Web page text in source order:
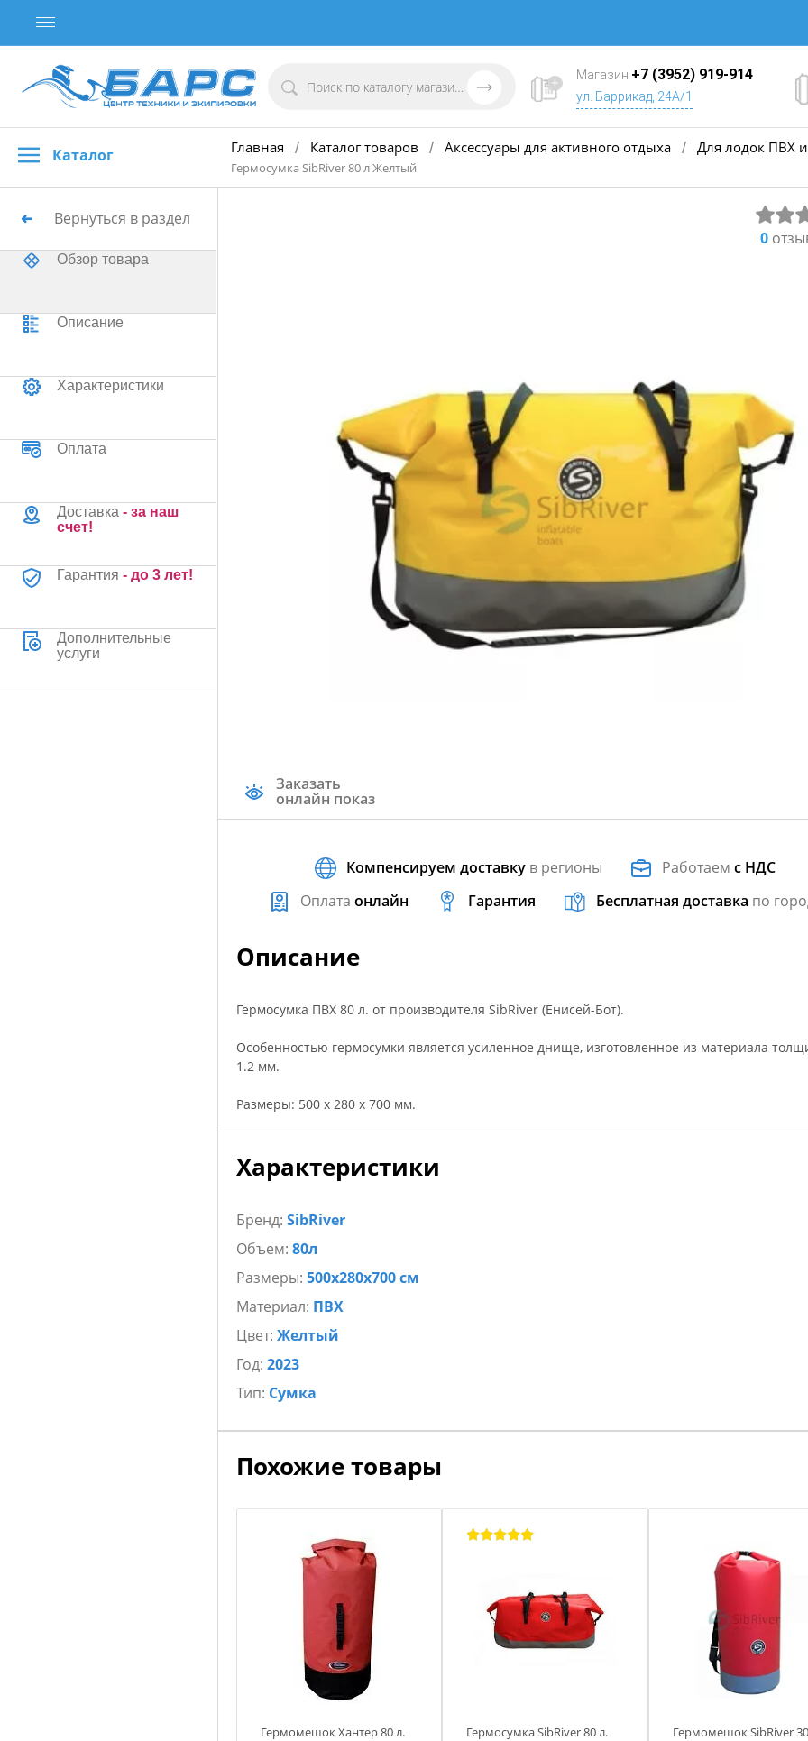
Магазин +7 (3952) 919-914
ул. Баррикад, 24А/1
Каталог Главная / Каталог товаров / Аксессуары для активного отдыха / Для лодок ПВХ и
Гермосумка SibRiver 80 л Желтый
Вернуться в раздел
Обзор товара
Описание
Характеристики
Оплата
Доставка - за наш
счет!
Гарантия - до 3 лет!
Дополнительные
услуги
0
Заказать
онлайн показ
Компенсируем доставку в регионы Работаемс НДС
Оплата онлайн Гарантия Бесплатная доставка по
Описание
Гермоcумка ПВХ 80 л. от производителя SibRiver (Енисей-Бот).
Особенностью гермосумки является усиленное днище, изготовленное из материала
1.2 мм.
Размеры: 500 x 280 x 700 мм.
Характеристики
Бренд: SibRiver
Объем: 80л
Размеры: 500х280х700 см
Материал: ПВХ
Цвет: Желтый
Год: 2023
Тип: Сумка
Похожие товары
Гермомешок Хантер 80 л. Гермосумка SibRiver 80 л.
Гермомешок SibRiver